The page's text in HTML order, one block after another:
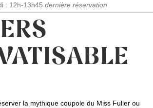
: 12h-13h45 dernière réservation
la mythique coupole du Miss Fuller ou